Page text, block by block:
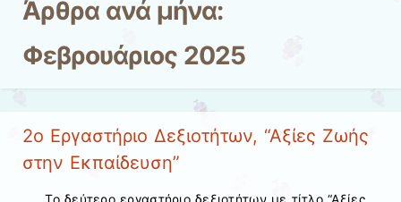
Άρθρα ανά μήνα:
Φεβρουάριος 2025
2ο Εργαστήριο Δεξιοτήτων, “Αξίες Ζωής
στην Εκπαίδευση”
Το δεύτερο εργαστήριο δεξιοτήτων με τίτλο “Αξίες